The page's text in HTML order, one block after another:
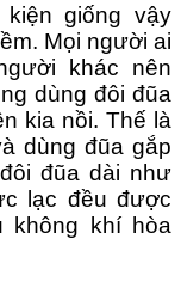
giống vậy
Mọi người ai
khác nên
dùng đôi đũa
kia nồi. Thế là
dùng đũa gắp
đũa dài như
lạc đều được
không khí hòa